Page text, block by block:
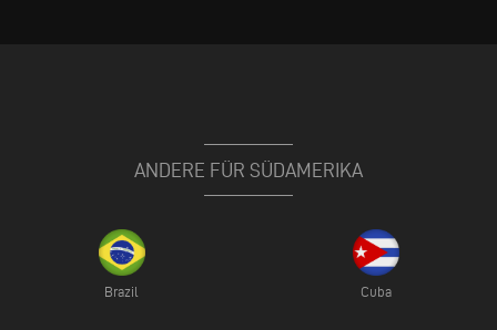
ANDERE FÜR SÜDAMERIKA
Brazil Cuba